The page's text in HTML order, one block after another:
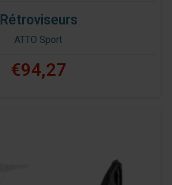
Rétroviseurs
ATTO Sport
€94,27